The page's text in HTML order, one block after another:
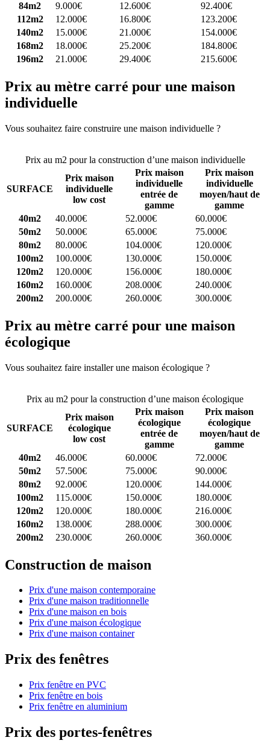
84m2
9.000€ 12.600€
92.400€
112m2
12.000€ 16.800€
123.200€
140m2
15.000€ 21.000€
154.000€
168m2
18.000€ 25.200€
184.800€
196m2
21.000€ 29.400€ 215.600€
Prix au mètre carré pour une maison
individuelle
Vous souhaitez faire construire une maison individuelle ?
Prix au m2 pour la construction d’une maison individuelle
SURFACE
Prix maison
individuelle
low cost
Prix maison
individuelle
entrée de
gamme
Prix maison
individuelle
moyen/haut de
gamme
40m2
40.000€ 52.000€
60.000€
50m2
50.000€ 65.000€
75.000€
80m2
80.000€ 104.000€
120.000€
100m2
100.000€ 130.000€
150.000€
120m2
120.000€ 156.000€
180.000€
160m2
160.000€ 208.000€
240.000€
200m2
200.000€ 260.000€ 300.000€
Prix au mètre carré pour une maison
écologique
Vous souhaitez faire installer une maison écologique ?
Prix au m2 pour la construction d’une maison écologique
SURFACE
Prix maison
écologique
low cost
Prix maison
écologique
entrée de
gamme
Prix maison
écologique
moyen/haut de
gamme
40m2
46.000€ 60.000€
72.000€
50m2
57.500€ 75.000€
90.000€
80m2
92.000€ 120.000€
144.000€
100m2
115.000€ 150.000€
180.000€
120m2
120.000€ 180.000€
216.000€
160m2
138.000€ 288.000€
300.000€
200m2
230.000€ 260.000€ 360.000€
Construction de maison
Prix d'une maison contemporaine
Prix d'une maison traditionnelle
Prix d'une maison en bois
Prix d'une maison écologique
Prix d'une maison container
Prix des fenêtres
Prix fenêtre en PVC
Prix fenêtre en bois
Prix fenêtre en aluminium
Prix des portes-fenêtres